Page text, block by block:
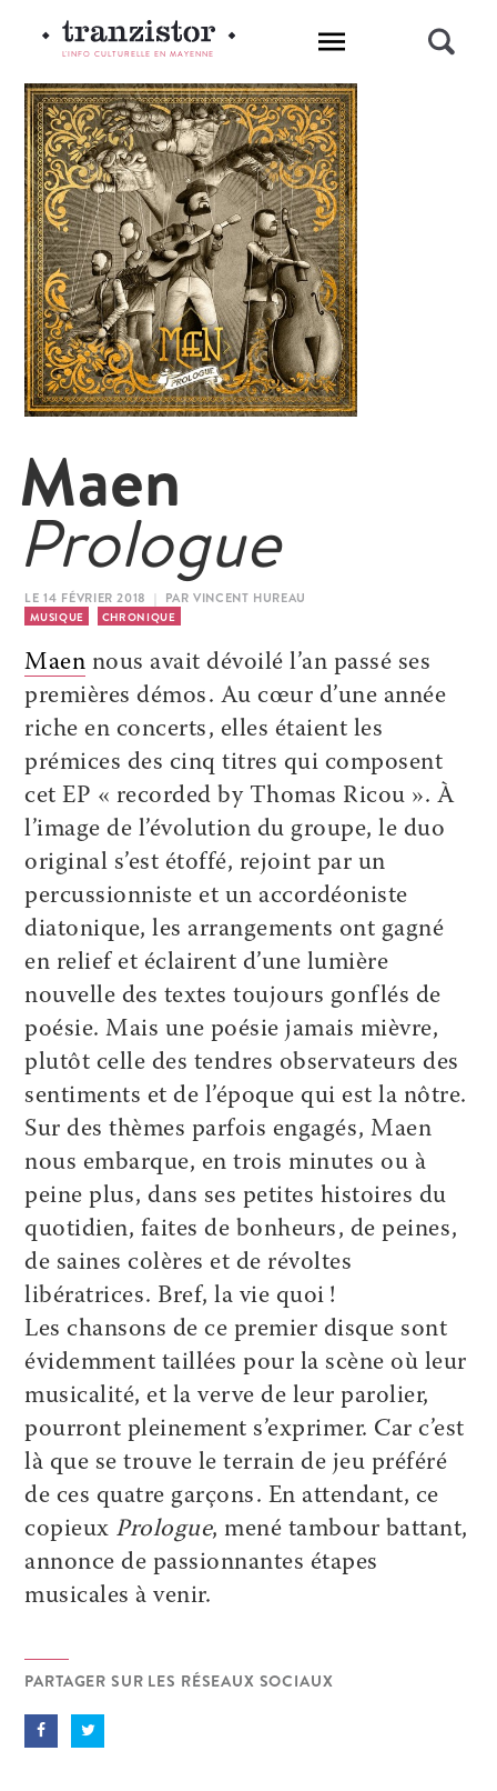
L'INFO CULTURELLE EN MAYENNE
Maen
Prologue
LE 14 FÉVRIER 2018 | PAR VINCENT HUREAU
MUSIQUE CHRONIQUE
Maen nous avait dévoilé l’an passé ses
premières démos. Au cœur d’une année
riche en concerts, elles étaient les
prémices des cinq titres qui composent
cet EP « recorded by Thomas Ricou ». À
l’image de l’évolution du groupe, le duo
original s’est étoffé, rejoint par un
percussionniste et un accordéoniste
diatonique, les arrangements ont gagné
en relief et éclairent d’une lumière
nouvelle des textes toujours gonflés de
poésie. Mais une poésie jamais mièvre,
plutôt celle des tendres observateurs des
sentiments et de l’époque qui est la nôtre.
Sur des thèmes parfois engagés, Maen
nous embarque, en trois minutes ou à
peine plus, dans ses petites histoires du
quotidien, faites de bonheurs, de peines,
de saines colères et de révoltes
libératrices. Bref, la vie quoi !
Les chansons de ce premier disque sont
évidemment taillées pour la scène où leur
musicalité, et la verve de leur parolier,
pourront pleinement s’exprimer. Car c’est
là que se trouve le terrain de jeu préféré
de ces quatre garçons. En attendant, ce
copieux Prologue, mené tambour battant,
annonce de passionnantes étapes
musicales à venir.
PARTAGER SUR LES RÉSEAUX SOCIAUX